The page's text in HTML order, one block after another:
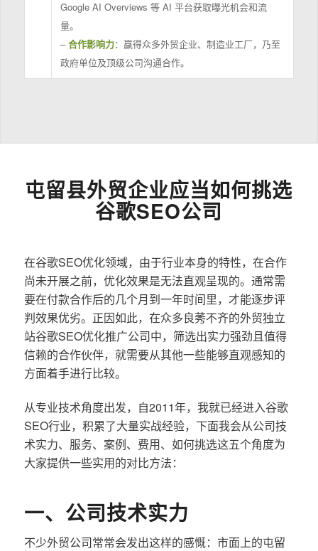
Google AI Overviews 等 AI 平台获取曝光机会和流
量。
–合作影响力：赢得众多外贸企业、制造业工厂，乃至
政府单位及顶级公司沟通合作。
屯留县外贸企业应当如何挑选
谷歌SEO公司
在谷歌SEO优化领域，由于行业本身的特性，在合作
尚未开展之前，优化效果是无法直观呈现的。通常需
要在付款合作后的几个月到一年时间里，才能逐步评
判效果优劣。正因如此，在众多良莠不齐的外贸独立
站谷歌SEO优化推广公司中，筛选出实力强劲且值得
信赖的合作伙伴，就需要从其他一些能够直观感知的
方面着手进行比较。
从专业技术角度出发，自2011年，我就已经进入谷歌
SEO行业，积累了大量实战经验，下面我会从公司技
术实力、服务、案例、费用、如何挑选这五个角度为
大家提供一些实用的对比方法：
一、公司技术实力
不少外贸公司常常会发出这样的感慨：市面上的屯留